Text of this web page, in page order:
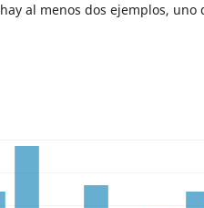
al menos dos ejemplos, uno